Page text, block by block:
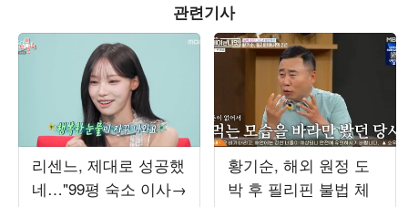
관련기사
리센느, 제대로 성공했
네…"99평 숙소 이사→
황기순, 해외 원정 도
박 후 필리핀 불법 체